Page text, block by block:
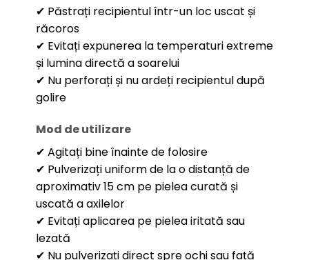
✔ Păstrați recipientul într-un loc uscat și
răcoros
✔ Evitați expunerea la temperaturi extreme
și lumina directă a soarelui
✔ Nu perforați și nu ardeți recipientul după
golire
Mod de utilizare
✔ Agitați bine înainte de folosire
✔ Pulverizați uniform de la o distanță de
aproximativ 15 cm pe pielea curată și
uscată a axilelor
✔ Evitați aplicarea pe pielea iritată sau
lezată
✔ Nu pulverizați direct spre ochi sau față